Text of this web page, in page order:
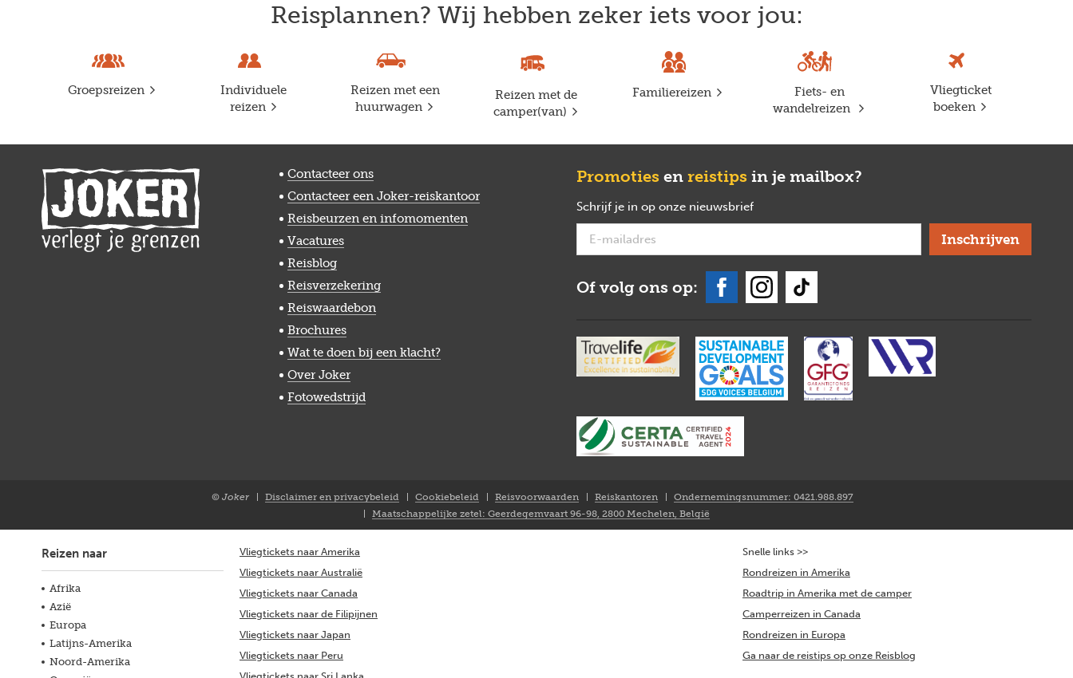
Reisplannen? Wij hebben zeker iets voor jou:
Groepsreizen
Individuele
reizen
Reizen met een
huurwagen
Reizen met de
camper(van)
Familiereizen
Fiets- en
wandelreizen
Vliegticket
boeken
Contacteer ons
Contacteer een Joker-reiskantoor
Reisbeurzen en infomomenten
Vacatures
Reisblog
Reisverzekering
Reiswaardebon
Brochures
Wat te doen bij een klacht?
Over Joker
Fotowedstrijd
Promoties en reistips in je mailbox?
Schrijf je in op onze nieuwsbrief
Of volg ons op:
© Joker
Disclaimer en privacybeleid Cookiebeleid Reisvoorwaarden Reiskantoren
Ondernemingsnummer: 0421.988.897
Maatschappelijke zetel: Geerdegemvaart 96-98, 2800 Mechelen, België
Reizen naar
Afrika
Azië
Europa
Latijns-Amerika
Noord-Amerika
Vliegtickets naar Amerika
Vliegtickets naar Australië
Vliegtickets naar Canada
Vliegtickets naar de Filipijnen
Vliegtickets naar Japan
Vliegtickets naar Peru
Snelle links >>
Rondreizen in Amerika
Roadtrip in Amerika met de camper
Camperreizen in Canada
Rondreizen in Europa
Ga naar de reistips op onze Reisblog